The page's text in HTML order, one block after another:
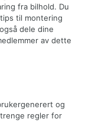
fra bilhold. Du
til montering
dele dine
av dette
og
regler for